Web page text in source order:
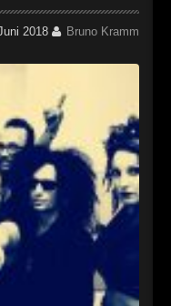
2018 Bruno Kramm